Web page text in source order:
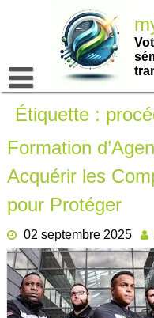
Étiquette :
Formation
Acquérir les
pour Protéger
02 septembre 2025